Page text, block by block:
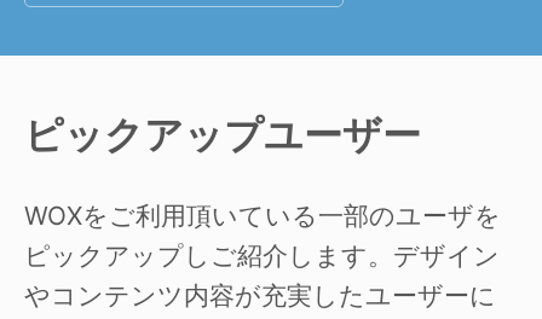
ピックアップユーザー
WOXをご利用頂いている一部のユーザを
ピックアップしご紹介します。デザイン
やコンテンツ内容が充実したユーザーに